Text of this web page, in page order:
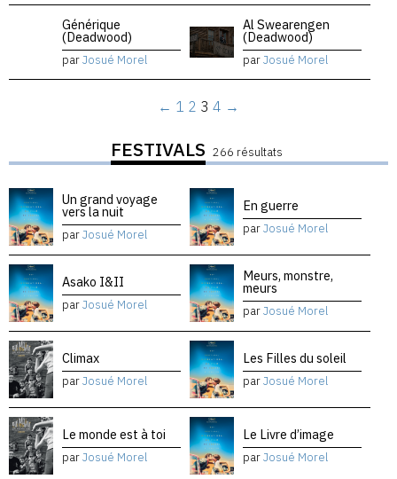
Générique
(Deadwood)
parJosué Morel
Al Swearengen
(Deadwood)
parJosué Morel
← 1 2 3 4 →
FESTIVALS 266 résultats
Un grand voyage
vers la nuit
parJosué Morel
En guerre
parJosué Morel
Asako I&II
parJosué Morel
Meurs, monstre,
meurs
parJosué Morel
Climax
parJosué Morel
Les Filles du soleil
parJosué Morel
Le monde est à toi
parJosué Morel
Le Livre d’image
parJosué Morel